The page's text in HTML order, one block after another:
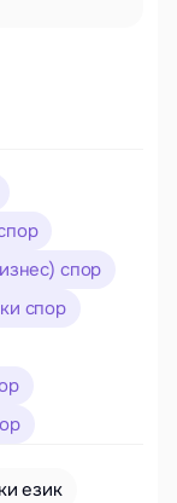
спор
спор
език